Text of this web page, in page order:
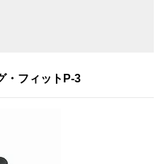
・フィットP-3